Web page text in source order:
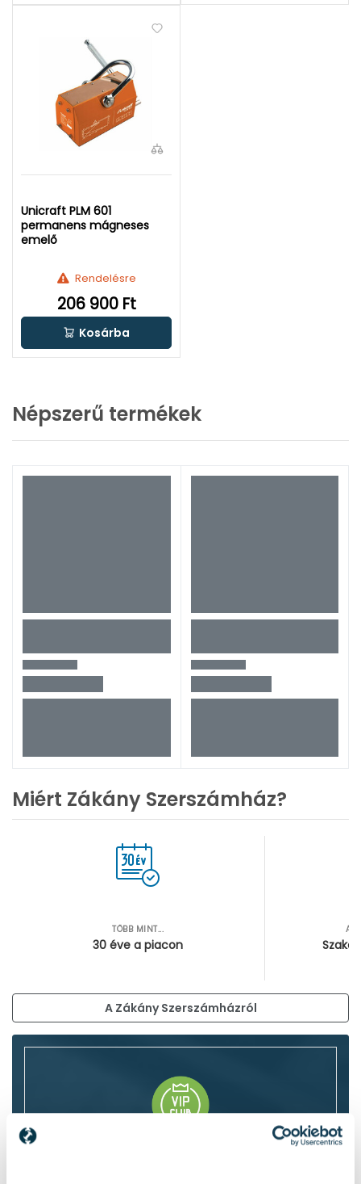
Unicraft PLM 601
permanens mágneses
emelő
Rendelésre
206 900 Ft
Kosárba
Népszerű termékek
Miért Zákány Szerszámház?
TÖBB MINT...
30 éve a piacon
A Zákány Szerszámházról